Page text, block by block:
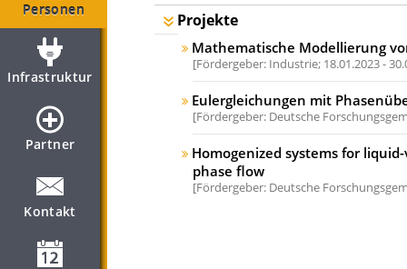
Personen
Infrastruktur
Partner
Kontakt
Projekte
Mathematische Modellierung
Fördergeber: Industrie; 18.01.2023 -
Eulergleichungen mit
Fördergeber: Deutsche
Homogenized systems for
phase flow
Fördergeber: Deutsche